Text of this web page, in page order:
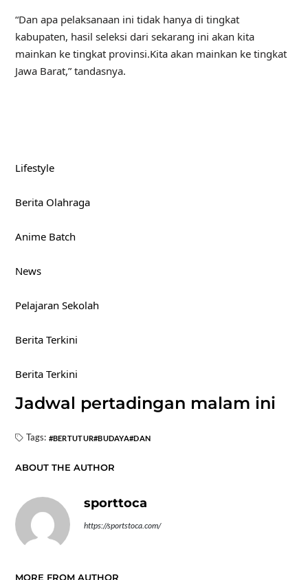
“Dan apa pelaksanaan ini tidak hanya di tingkat
kabupaten, hasil seleksi dari sekarang ini akan kita
mainkan ke tingkat provinsi.Kita akan mainkan ke tingkat
Jawa Barat,” tandasnya.
Lifestyle
Berita Olahraga
Anime Batch
News
Pelajaran Sekolah
Berita Terkini
Berita Terkini
Jadwal pertadingan malam ini
Tags: BERTUTUR BUDAYA DAN
ABOUT THE AUTHOR
sporttoca
https://sportstoca.com/
MORE FROM AUTHOR